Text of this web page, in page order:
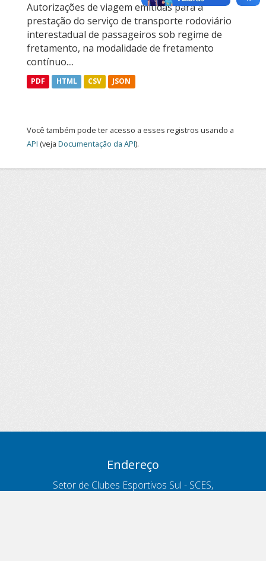
Autorizações de viagem emitidas para a
prestação do serviço de transporte rodoviário
interestadual de passageiros sob regime de
fretamento, na modalidade de fretamento
contínuo....
PDF HTML CSV JSON
Você também pode ter acesso a esses registros usando a
API (veja Documentação da API).
Endereço
Setor de Clubes Esportivos Sul - SCES,